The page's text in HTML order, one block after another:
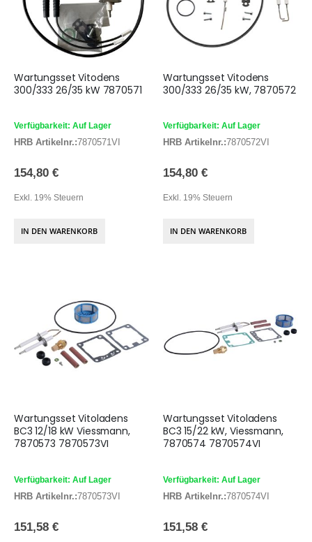
Wartungsset Vitodens
300/333 26/35 kW 7870571
Verfügbarkeit: Auf Lager
HRB Artikelnr.:7870571VI
154,80 €
Exkl. 19% Steuern
IN DEN WARENKORB
Wartungsset Vitodens
300/333 26/35 kW, 7870572
Verfügbarkeit: Auf Lager
HRB Artikelnr.:7870572VI
154,80 €
Exkl. 19% Steuern
IN DEN WARENKORB
Wartungsset Vitoladens
BC3 12/18 kW Viessmann,
7870573 7870573VI
Verfügbarkeit: Auf Lager
HRB Artikelnr.:7870573VI
151,58 €
Wartungsset Vitoladens
BC3 15/22 kW, Viessmann,
7870574 7870574VI
Verfügbarkeit: Auf Lager
HRB Artikelnr.:7870574VI
151,58 €